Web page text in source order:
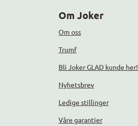
Om Joker
Om oss
Trumf
Bli Joker GLAD kunde her!
Nyhetsbrev
Ledige stillinger
Våre garantier